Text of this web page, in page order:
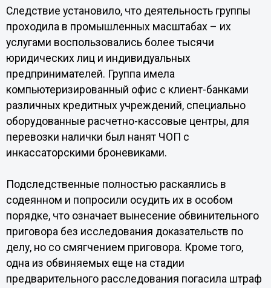
Следствие установило, что деятельность группы
проходила в промышленных масштабах – их
услугами воспользовались более тысячи
юридических лиц и индивидуальных
предпринимателей. Группа имела
компьютеризированный офис с клиент-банками
различных кредитных учреждений, специально
оборудованные расчетно-кассовые центры, для
перевозки налички был нанят ЧОП с
инкассаторскими броневиками.
Подследственные полностью раскаялись в
содеянном и попросили осудить их в особом
порядке, что означает вынесение обвинительного
приговора без исследования доказательств по
делу, но со смягчением приговора. Кроме того,
одна из обвиняемых еще на стадии
предварительного расследования погасила штраф